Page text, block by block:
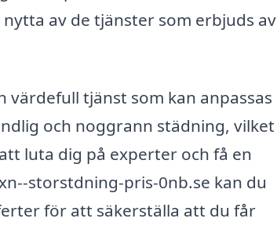
av de tjänster som erbjuds av
tjänst som kan anpassas
och noggrann städning, vilket
luta dig på experter och få en
storstdning-pris-0nb.se kan du
för att säkerställa att du får